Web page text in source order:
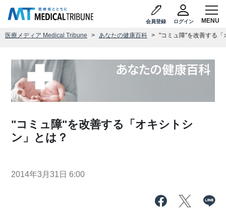
会員登録 ログイン
医療メディア Medical Tribune あなたの健康百科 "コミュ障"を改善する
"コミュ障"を改善する「オキシトシ
ン」とは？
2014年3月31日 6:00